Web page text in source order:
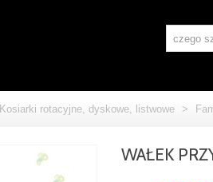
Kosiarki rotacyjne, dyskowe, listwowe >
WAŁEK